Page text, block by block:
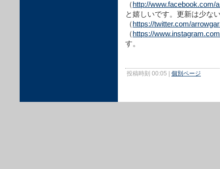
（http://www.facebook.com/
と嬉しいです。更新は少な
（https://twitter.com/
（https://
す。
投稿時刻 00:05 | 個別ページ